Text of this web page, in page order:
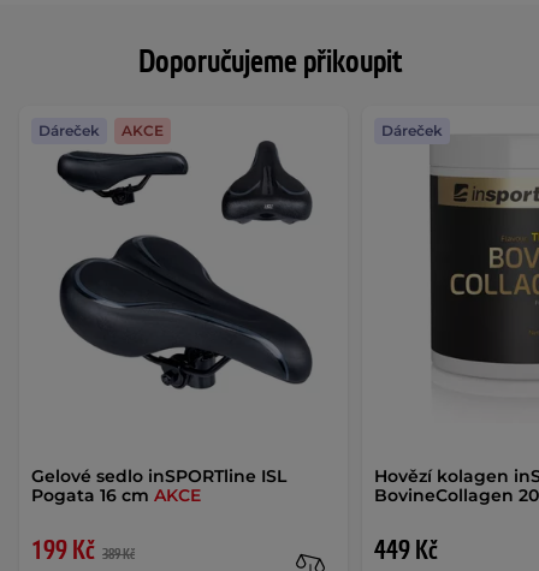
Doporučujeme přikoupit
Gelové sedlo inSPORTline ISL
Pogata 16 cm AKCE
199 Kč 389 Kč
Dáreček AKCE
Hovězí kolagen
BovineCollagen
449 Kč
Dáreček